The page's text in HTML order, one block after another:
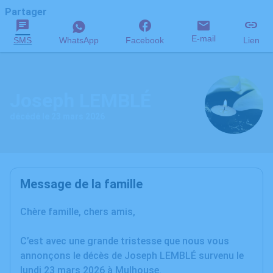
Partager
SMS WhatsApp Facebook E-mail Lien
Message de la famille
Chère famille, chers amis,
C’est avec une grande tristesse que nous vous
annonçons le décès de Joseph LEMBLÉ survenu le
lundi 23 mars 2026 à Mulhouse.